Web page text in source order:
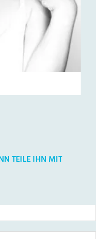
TEILE IHN MIT